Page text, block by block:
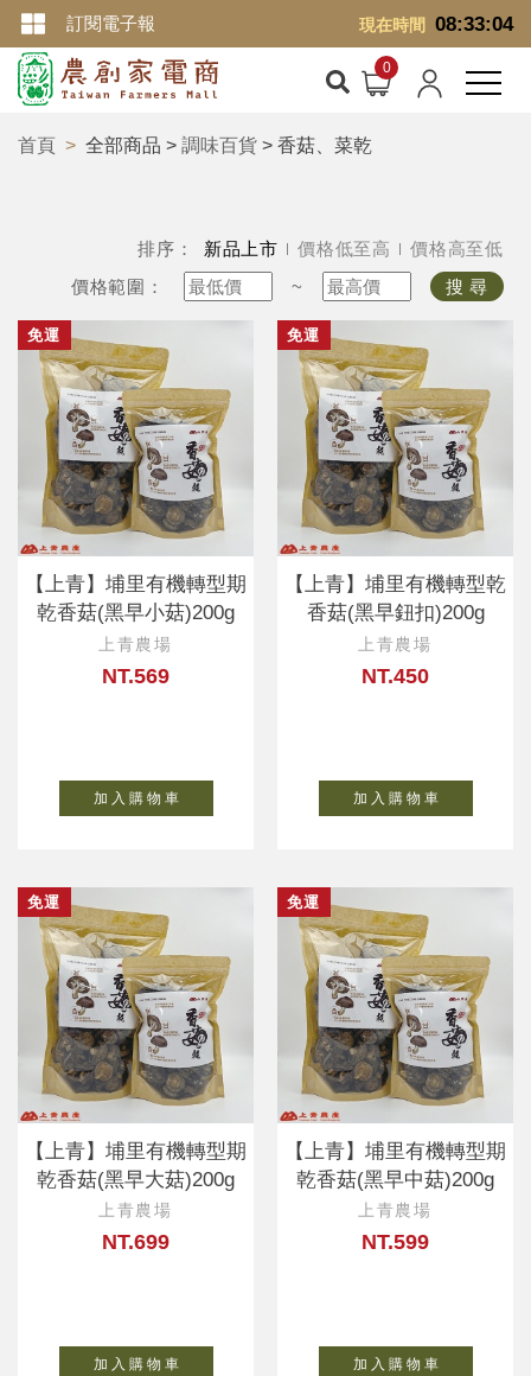
現在時間 08:33:05
訂閱電子報
首頁 全部商品 > 調味百貨 > 香菇、菜乾
排序： 新品上市 價格低至高
價格高至低
價格範圍：
~ 搜 尋
免運
【上青】埔里有機轉型期
乾香菇(黑早小菇)200g
上青農場
NT.569
加 入 購 物 車
免運
【上青】埔里有機轉型乾
香菇(黑早鈕扣)200g
上青農場
NT.450
加 入 購 物 車
免運
【上青】埔里有機轉型期
乾香菇(黑早大菇)200g
上青農場
NT.699
加 入 購 物 車
免運
【上青】埔里有機轉型期
乾香菇(黑早中菇)200g
上青農場
NT.599
加 入 購 物 車